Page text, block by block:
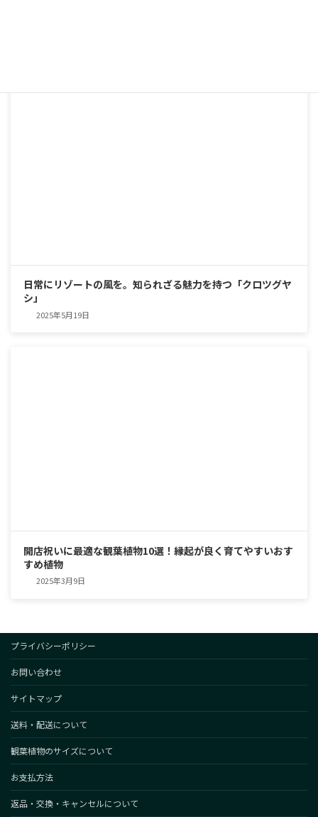
日常にリゾートの風を。知られざる魅力を持つ「クロツグヤ
シ」
2025年5月19日
開店祝いに最適な観葉植物10選！縁起が良く育てやすいおす
すめ植物
2025年3月9日
プライバシーポリシー
お問い合わせ
サイトマップ
送料・配送について
観葉植物のサイズについて
お支払方法
返品・交換・キャンセルについて